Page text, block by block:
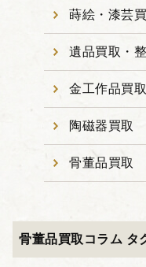
蒔絵・漆芸
遺品買取・
金工作品買取
陶磁器買取
骨董品買取
骨董品買取コラム タ